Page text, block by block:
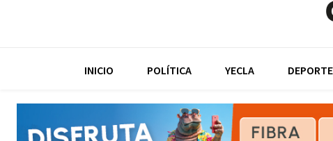
INICIO POLÍTICA YECLA